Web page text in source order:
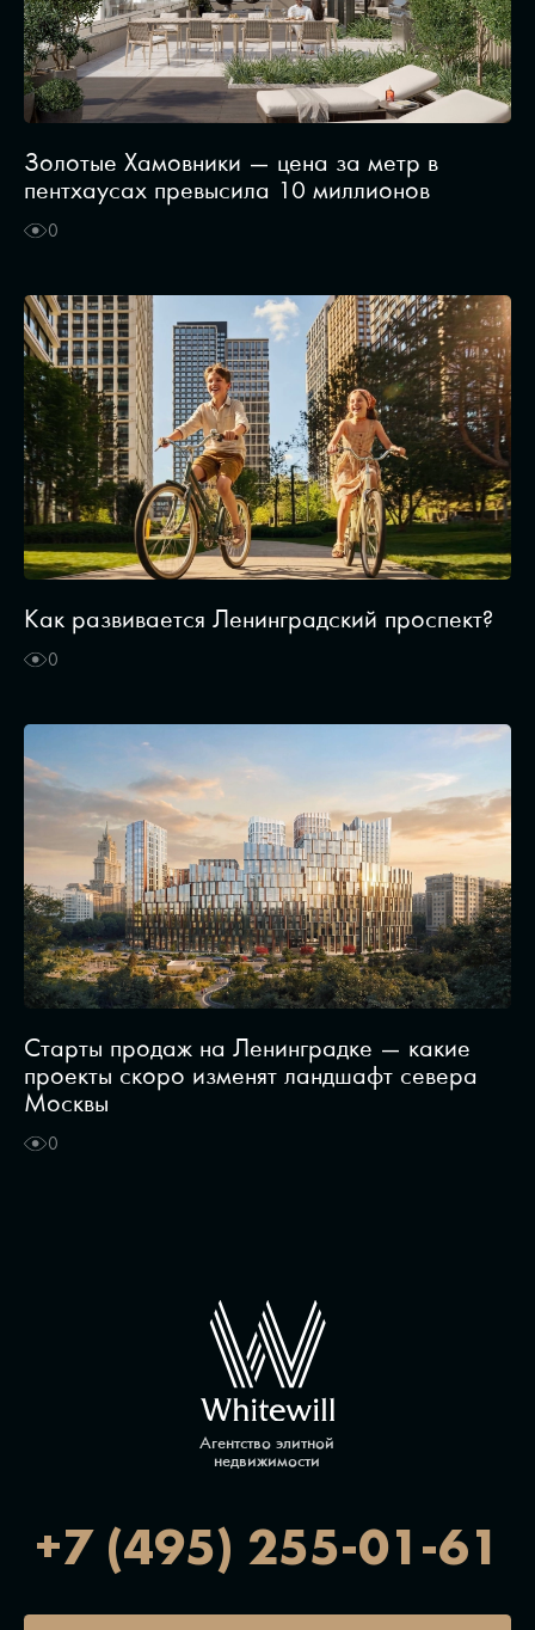
Золотые Хамовники — цена за метр в
пентхаусах превысила 10 миллионов
0
Как развивается Ленинградский проспект?
0
Старты продаж на Ленинградке — какие
проекты скоро изменят ландшафт севера
Москвы
0
Агентство элитной
недвижимости
+7 (495) 255-01-61